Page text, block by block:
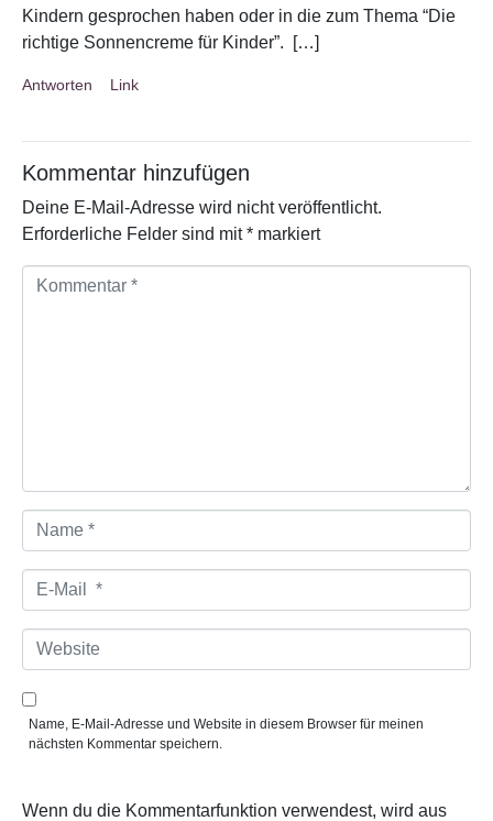
Kindern gesprochen haben oder in die zum Thema “Die
richtige Sonnencreme für Kinder”. […]
Antworten Link
Kommentar hinzufügen
Deine E-Mail-Adresse wird nicht veröffentlicht.
Erforderliche Felder sind mit* markiert
*s
Name, E-Mail-Adresse und Website in diesem Browser für meinen
nächsten Kommentar speichern.
Wenn du die Kommentarfunktion verwendest, wird aus